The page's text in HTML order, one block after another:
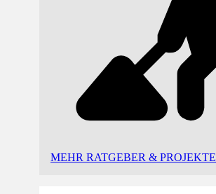
MEHR RATGEBER & PROJEKTE